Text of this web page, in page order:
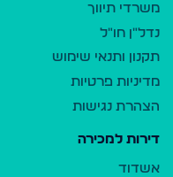
משרדי תיווך
נדל"ן חו"ל
תקנון ותנאי שימוש
מדיניות פרטיות
הצהרת נגישות
דירות למכירה
אשדוד